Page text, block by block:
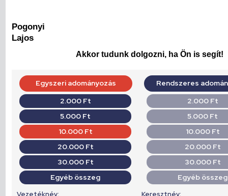
Pogonyi
Lajos
Akkor tudunk dolgozni, ha Ön is segít!